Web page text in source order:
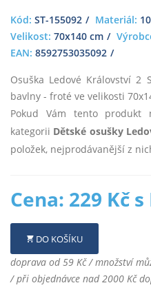
Kód: ST-155092 Materiál:
Velikost: 70x140 cm
EAN: 8592753035092
Osuška Ledové Království 2
bavlny - froté ve velikosti
Pokud Vám tento produkt
kategorii Dětské osušky
položek, nejprodávanější z
Cena: 229 Kč s
DO KOŠÍKU
doprava od 59 Kč / množství
/ při objednávce nad 2000 Kč